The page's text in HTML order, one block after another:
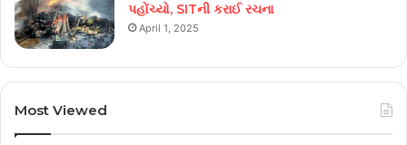
પહોંચ્યો, SITની કરાઈ રચના
April 1, 2025
Most Viewed